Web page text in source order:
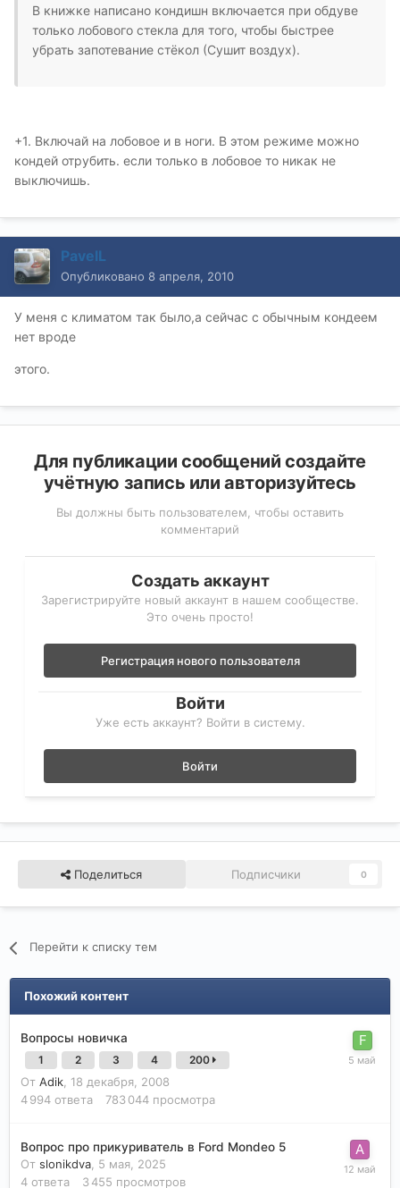
В книжке написано кондишн включается при обдуве
только лобового стекла для того, чтобы быстрее
убрать запотевание стёкол (Сушит воздух).
+1. Включай на лобовое и в ноги. В этом режиме можно
кондей отрубить. если только в лобовое то никак не
выключишь.
PavelL
Опубликовано 8 апреля, 2010
У меня с климатом так было,а сейчас с обычным кондеем
нет вроде
этого.
Для публикации сообщений создайте
учётную запись или авторизуйтесь
Вы должны быть пользователем, чтобы оставить
комментарий
Создать аккаунт
Зарегистрируйте новый аккаунт в нашем сообществе.
Это очень просто!
Регистрация нового пользователя
Войти
Уже есть аккаунт? Войти в систему.
Войти
Поделиться Подписчики 0
Перейти к списку тем
Похожий контент
Вопросы новичка
1 2 3 4 200
От Adik, 18 декабря, 2008
4 994 ответа 783 044 просмотра
Вопрос про прикуриватель в Ford Mondeo 5
От slonikdva, 5 мая, 2025
4 ответа 3 455 просмотров